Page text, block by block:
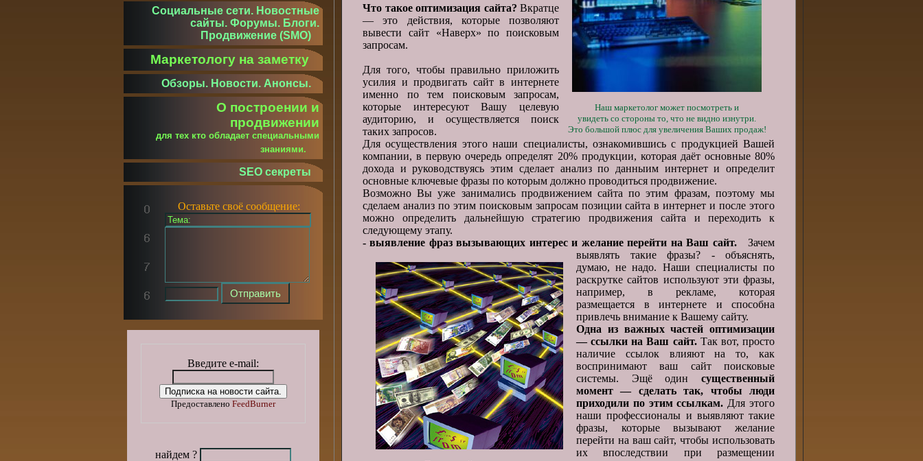
Наш маркетолог может посмотреть и
увидеть со стороны то, что не видно изнутри.
Это большой плюс для увеличения Ваших продаж!
Что такое оптимизация сайта? Вкратце
— это действия, которые позволяют
вывести сайт «Наверх» по поисковым
запросам.
Для того, чтобы правильно приложить
усилия и продвигать сайт в интернете
именно по тем поисковым запросам,
которые интересуют Вашу целевую
аудиторию, и осуществляется поиск
таких запросов.
Для осуществления этого наши специалисты, ознакомившись с продукцией Вашей
компании, в первую очередь определят 20% продукции, которая даёт основные 80%
дохода и руководствуясь этим сделает анализ по данныим интернет и определит
основные ключевые фразы по которым должно проводиться продвижение.
Возможно Вы уже занимались продвижением сайта по этим фразам, поэтому мы
сделаем анализ по этим поисковым запросам позиции сайта в интернет и после этого
можно определить дальнейшую стратегию продвижения сайта и переходить к
следующему этапу.
- выявление фраз вызывающих интерес и желание перейти на Ваш сайт.
Зачем
выявлять такие фразы? - объяснять,
думаю, не надо. Наши специалисты по
раскрутке сайтов используют эти фразы,
например, в рекламе, которая
размещается в интернете и способна
привлечь внимание к Вашему сайту.
Одна из важных частей оптимизации
— ссылки на Ваш сайт. Так вот, просто
наличие ссылок влияют на то, как
воспринимают ваш сайт поисковые
системы. Эщё один существенный
момент — сделать так, чтобы люди
приходили по этим ссылкам. Для этого
наши профессионалы и выявляют такие
фразы, которые вызывают желание
перейти на ваш сайт, чтобы использовать
их впоследствии при размещении
Социальные сети. Новостные
сайты. Форумы. Блоги.
Продвижение (SMO)
Маркетологу на заметку
Обзоры. Новости. Анонсы.
О построении и
продвижении
для тех кто обладает специальными
знаниями.
SEO секреты
Оставьте своё сообщение:
Введите e-mail:
Предоставлено FeedBurner
найдем ?